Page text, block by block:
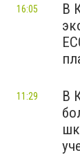
В
16:05
В
11:29